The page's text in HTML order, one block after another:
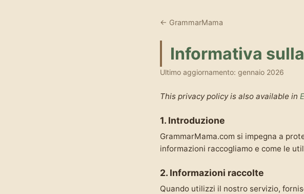
← GrammarMama
Informativa
Ultimo aggiornamento: gennaio 2026
This privacy policy is also available in
1. Introduzione
GrammarMama.com si impegna a
informazioni raccogliamo e come le
2. Informazioni raccolte
Quando utilizzi il nostro servizio,